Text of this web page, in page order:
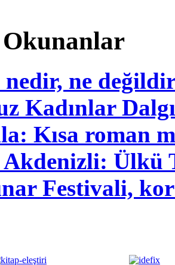
nedir, ne
Kadınlar
Kısa roman
Ülkü
Festivali,